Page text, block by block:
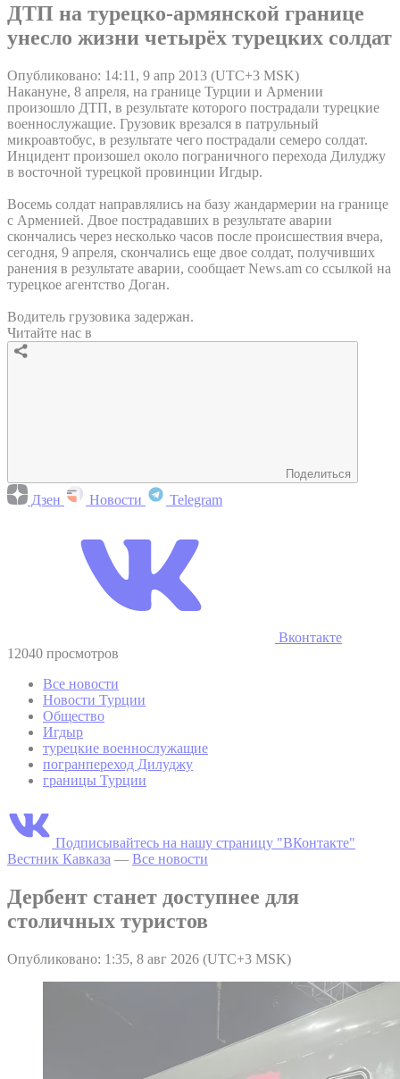
ДТП на турецко-армянской границе
унесло жизни четырёх турецких солдат
Опубликовано: 14:11, 9 апр 2013 (UTC+3 MSK)
Накануне, 8 апреля, на границе Турции и Армении
произошло ДТП, в результате которого пострадали турецкие
военнослужащие. Грузовик врезался в патрульный
микроавтобус, в результате чего пострадали семеро солдат.
Инцидент произошел около пограничного перехода Дилуджу
в восточной турецкой провинции Игдыр.
Восемь солдат направлялись на базу жандармерии на границе
с Арменией. Двое пострадавших в результате аварии
скончались через несколько часов после происшествия вчера,
сегодня, 9 апреля, скончались еще двое солдат, получивших
ранения в результате аварии, сообщает News.am со ссылкой на
турецкое агентство Доган.
Водитель грузовика задержан.
Читайте нас в
Поделиться
Дзен Новости Telegram
Вконтакте
12040 просмотров
Все новости
Новости Турции
Общество
Игдыр
турецкие военнослужащие
погранпереход Дилуджу
границы Турции
Подписывайтесь на нашу страницу "ВКонтакте"
Вестник Кавказа — Все новости
Дербент станет доступнее для
столичных туристов
Опубликовано: 1:35, 8 авг 2026 (UTC+3 MSK)